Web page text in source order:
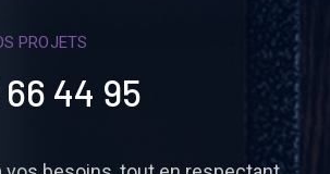
PROJETS
44 95